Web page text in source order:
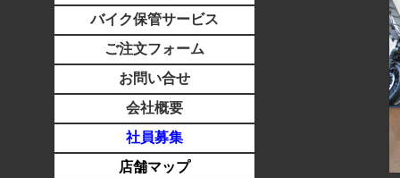
バイク保管サービス
ご注文フォーム
お問い合せ
会社概要
社員募集
店舗マップ